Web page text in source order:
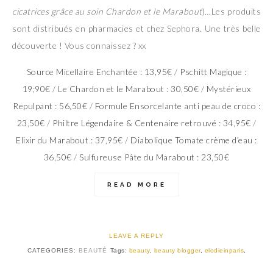
cicatrices grâce au soin Chardon et le Marabout)…Les produits
sont distribués en pharmacies et chez Sephora. Une très belle
découverte ! Vous connaissez ? xx
Source Micellaire Enchantée : 13,95€ / Pschitt Magique :
19;90€ / Le Chardon et le Marabout : 30,50€ / Mystérieux
Repulpant : 56,50€ / Formule Ensorcelante anti peau de croco :
23,50€ / Philtre Légendaire & Centenaire retrouvé : 34,95€ /
Elixir du Marabout : 37,95€ / Diabolique Tomate crème d’eau :
36,50€ / Sulfureuse Pâte du Marabout : 23,50€
READ MORE
LEAVE A REPLY
CATEGORIES: BEAUTÉ Tags: beauty, beauty blogger, elodieinparis